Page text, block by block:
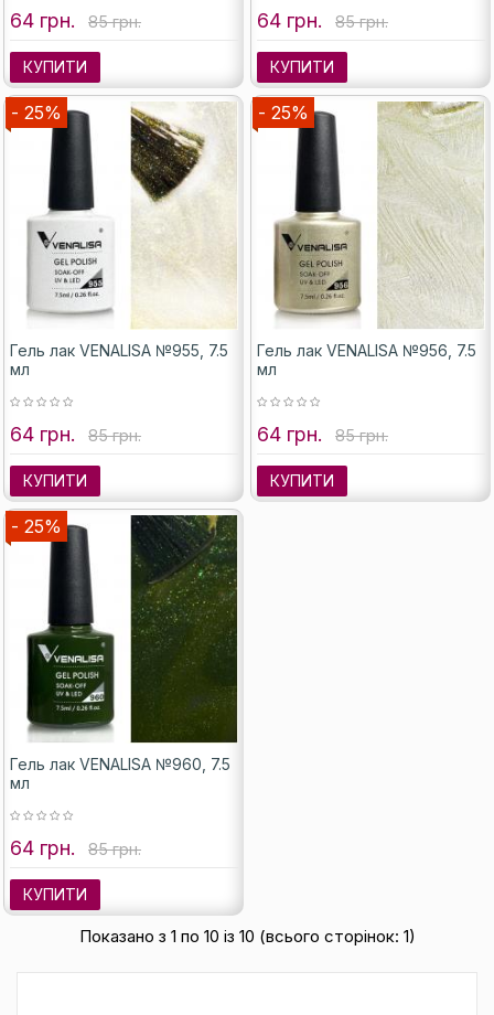
64 грн. 85 грн.
КУПИТИ
64 грн. 85 грн.
КУПИТИ
- 25%
Гель лак VENALISA №955, 7.5
мл
64 грн. 85 грн.
КУПИТИ
- 25%
Гель лак VENALISA №956, 7.5
мл
64 грн. 85 грн.
КУПИТИ
- 25%
Гель лак VENALISA №960, 7.5
мл
64 грн. 85 грн.
КУПИТИ
Показано з 1 по 10 із 10 (всього сторінок: 1)